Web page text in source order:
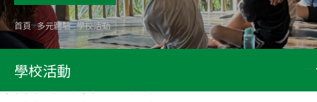
首頁 多元體驗 學校活動
學校活動